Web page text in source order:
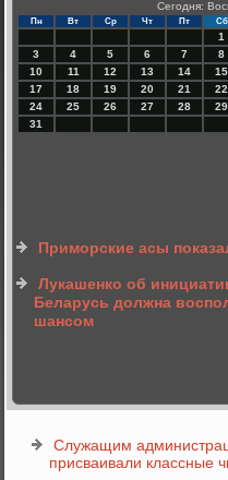
Сегодня:
Пн Вт Ср Чт Пт Сб
1
3
4 5 6 7 8
10
11 12 13 14 15
17
18 19 20 21 22
24
25 26 27 28 29
31
Приморские асы
Лукашенко об
Беларусь должна
шансом
Служащим
присваивали классные